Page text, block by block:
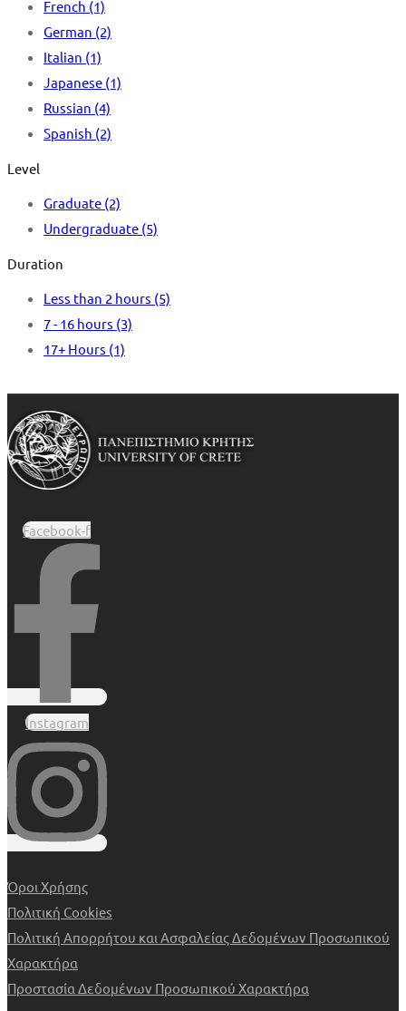
French (1)
German (2)
Italian (1)
Japanese (1)
Russian (4)
Spanish (2)
Level
Graduate (2)
Undergraduate (5)
Duration
Less than 2 hours (5)
7 - 16 hours (3)
17+ Hours (1)
Facebook-f
Instagram
Όροι Χρήσης
Πολιτική Cookies
Πολιτική Απορρήτου και Ασφαλείας Δεδομένων Προσωπικού
Χαρακτήρα
Προστασία Δεδομένων Προσωπικού Χαρακτήρα